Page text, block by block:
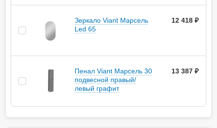
Зеркало Viant Марсель
Led 65
12 418 ₽
Пенал Viant Марсель 30
подвесной правый/
левый графит
13 387 ₽